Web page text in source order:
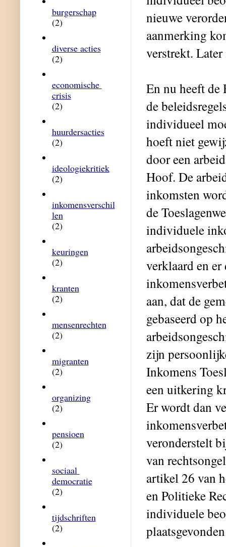
nieuwe
aanmerking
verstrekt.
En nu heeft de
de
individueel
hoeft niet
door een
Hoof. De
inkomsten
de
individuele
verklaard en
aan, dat de
gebaseerd op
zijn
Inkomens
een uitkering
Er wordt dan
veronderstelt
van
artikel 26 van
en Politieke
individuele
burgerschap
(2)
diverse acties
(2)
economische
crisis
(2)
huurdersacties
(2)
ideologiekritiek
(2)
inkomensverschil
len
(2)
keuringen
(2)
kranten
(2)
mensenrechten
(2)
migranten
(2)
organizing
(2)
pensioen
(2)
sociaal
democratie
(2)
tijdschriften
(2)